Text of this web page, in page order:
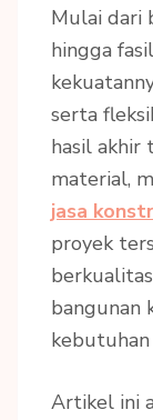
Mulai dari
hingga
serta
hasil akhir
material,
jasa
proyek
bangunan
Artikel ini